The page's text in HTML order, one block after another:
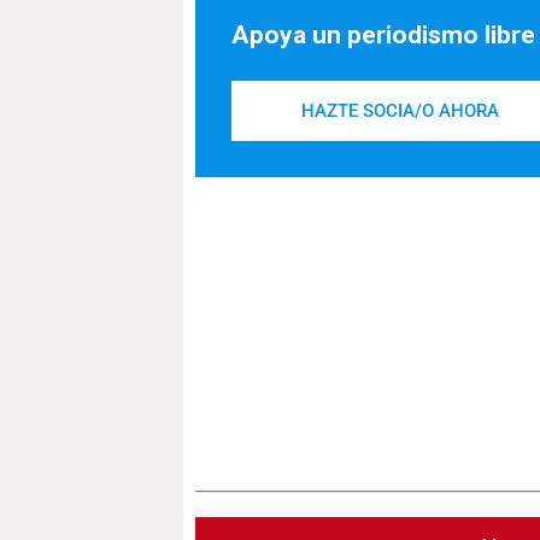
Apoya un periodismo
HAZTE SOCIA/O AHORA